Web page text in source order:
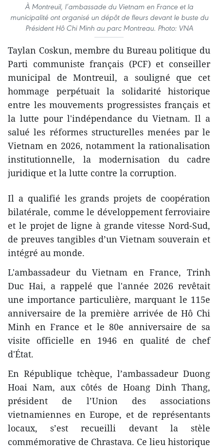
À Montreuil, l’ambassade du Vietnam en France et la
municipalité ont organisé un dépôt de fleurs devant le buste du
Président Hô Chi Minh au parc Montreau. Photo: VNA
Taylan Coskun, membre du Bureau politique du
Parti communiste français (PCF) et conseiller
municipal de Montreuil, a souligné que cet
hommage perpétuait la solidarité historique
entre les mouvements progressistes français et
la lutte pour l'indépendance du Vietnam. Il a
salué les réformes structurelles menées par le
Vietnam en 2026, notamment la rationalisation
institutionnelle, la modernisation du cadre
juridique et la lutte contre la corruption.
Il a qualifié les grands projets de coopération
bilatérale, comme le développement ferroviaire
et le projet de ligne à grande vitesse Nord-Sud,
de preuves tangibles d’un Vietnam souverain et
intégré au monde.
L'ambassadeur du Vietnam en France, Trinh
Duc Hai, a rappelé que l'année 2026 revêtait
une importance particulière, marquant le 115e
anniversaire de la première arrivée de Hô Chi
Minh en France et le 80e anniversaire de sa
visite officielle en 1946 en qualité de chef
d'État.
En République tchèque, l’ambassadeur Duong
Hoai Nam, aux côtés de Hoang Dinh Thang,
président de l’Union des associations
vietnamiennes en Europe, et de représentants
locaux, s’est recueilli devant la stèle
commémorative de Chrastava. Ce lieu historique